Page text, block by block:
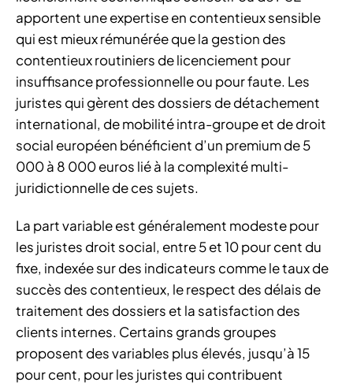
apportent une expertise en contentieux sensible
qui est mieux rémunérée que la gestion des
contentieux routiniers de licenciement pour
insuffisance professionnelle ou pour faute. Les
juristes qui gèrent des dossiers de détachement
international, de mobilité intra-groupe et de droit
social européen bénéficient d’un premium de 5
000 à 8 000 euros lié à la complexité multi-
juridictionnelle de ces sujets.
La part variable est généralement modeste pour
les juristes droit social, entre 5 et 10 pour cent du
fixe, indexée sur des indicateurs comme le taux de
succès des contentieux, le respect des délais de
traitement des dossiers et la satisfaction des
clients internes. Certains grands groupes
proposent des variables plus élevés, jusqu’à 15
pour cent, pour les juristes qui contribuent